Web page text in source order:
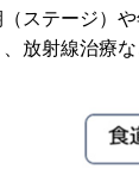
ステージ）
放射線治療